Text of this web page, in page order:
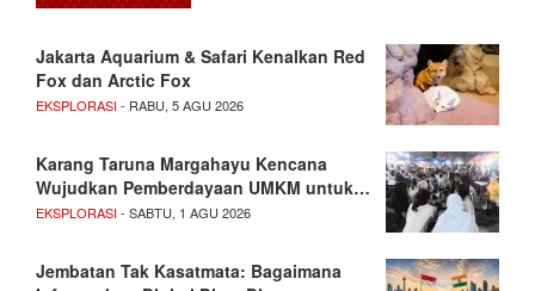
Jakarta Aquarium & Safari Kenalkan Red
Fox dan Arctic Fox
EKSPLORASI- RABU, 5 AGU 2026
Karang Taruna Margahayu Kencana
Wujudkan Pemberdayaan UMKM untuk…
EKSPLORASI- SABTU, 1 AGU 2026
Jembatan Tak Kasatmata: Bagaimana